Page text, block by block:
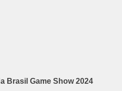
Brasil Game Show 2024